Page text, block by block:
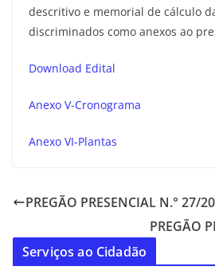
descritivo e memorial de cálculo
discriminados como anexos ao
Download Edital
Anexo V-Cronograma
Anexo VI-Plantas
PREGÃO PRESENCIAL N.° 27/
PREGÃO
Serviços ao Cidadão